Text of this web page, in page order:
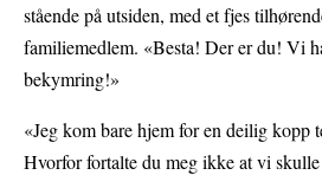
stående på utsiden, med et fjes
familiemedlem. «Besta! Der er du! Vi
bekymring!»
«Jeg kom bare hjem for en deilig kopp
Hvorfor fortalte du meg ikke at vi